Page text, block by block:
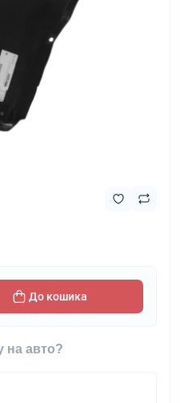
До кошика
на авто?